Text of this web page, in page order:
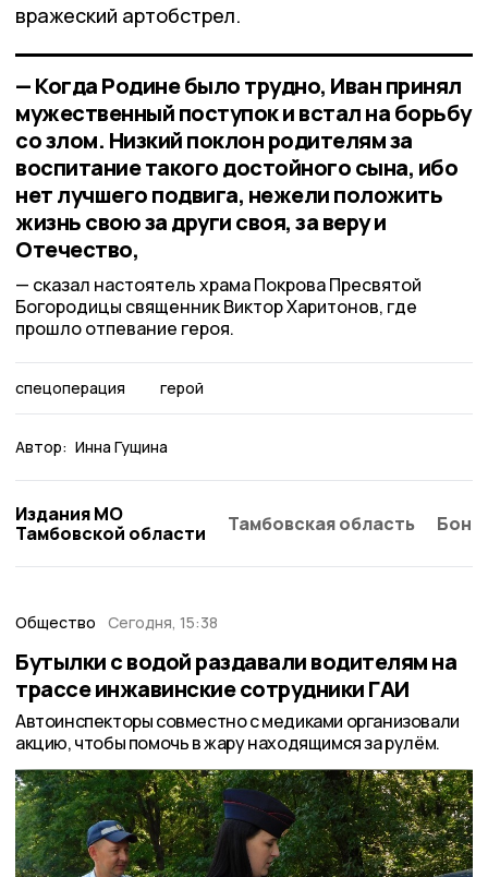
вражеский артобстрел.
— Когда Родине было трудно, Иван принял
мужественный поступок и встал на борьбу
со злом. Низкий поклон родителям за
воспитание такого достойного сына, ибо
нет лучшего подвига, нежели положить
жизнь свою за други своя, за веру и
Отечество,
сказал настоятель храма Покрова Пресвятой
Богородицы священник Виктор Харитонов, где
прошло отпевание героя.
спецоперация герой
Автор: Инна Гущина
Издания МО
Тамбовской области
Тамбовская область
Общество Сегодня, 15:38
Бутылки с водой раздавали водителям на
трассе инжавинские сотрудники ГАИ
Автоинспекторы совместно с медиками организовали
акцию, чтобы помочь в жару находящимся за рулём.